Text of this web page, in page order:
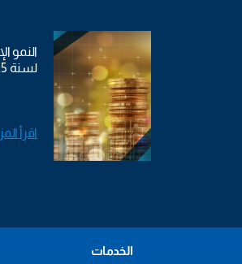
النمو
لسنة 2025
اقرأ
الخدمات